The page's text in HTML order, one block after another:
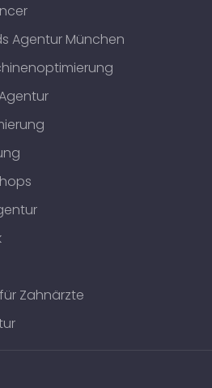
Agentur München
Zahnärzte